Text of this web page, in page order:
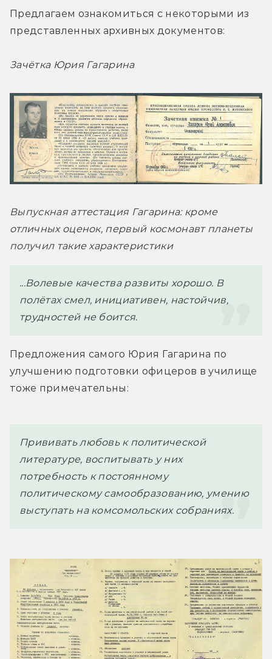
Предлагаем ознакомиться с некоторыми из
представленных архивных документов:
Зачётка Юрия Гагарина
Выпускная аттестация Гагарина: кроме
отличных оценок, первый космонавт планеты
получил такие характеристики
...Волевые качества развиты хорошо. В
полётах смел, инициативен, настойчив,
трудностей не боится.
Предложения самого Юрия Гагарина по
улучшению подготовки офицеров в училище
тоже примечательны:
Прививать любовь к политической
литературе, воспитывать у них
потребность к постоянному
политическому самообразованию, умению
выступать на комсомольских собраниях.